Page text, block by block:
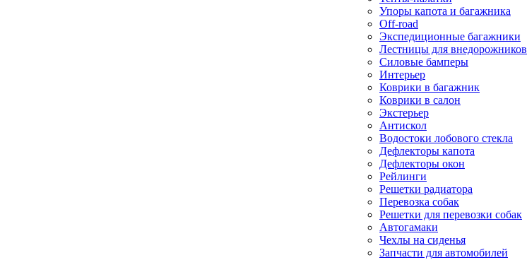
Упоры капота и багажника
Off-road
Экспедиционные багажники
Лестницы для внедорожников
Силовые бамперы
Интерьер
Коврики в багажник
Коврики в салон
Экстерьер
Антискол
Водостоки лобового стекла
Дефлекторы капота
Дефлекторы окон
Рейлинги
Решетки радиатора
Перевозка собак
Решетки для перевозки собак
Автогамаки
Чехлы на сиденья
Запчасти для автомобилей